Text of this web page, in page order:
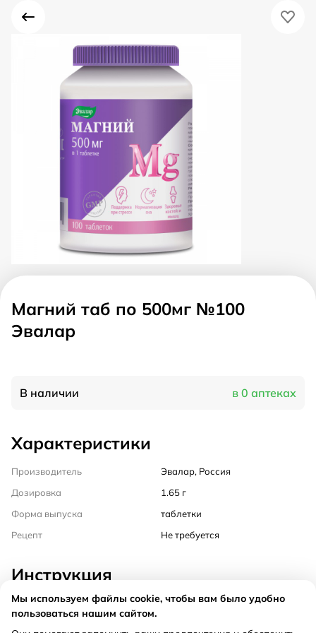
Магний таб по 500мг №100
Эвалар
В наличии в 0 аптеках
Характеристики
Производитель
Эвалар, Россия
Дозировка
1.65 г
Форма выпуска
таблетки
Рецепт
Не требуется
Инструкция
Состав
Мы используем файлы cookie, чтобы вам было удобно
пользоваться нашим сайтом.